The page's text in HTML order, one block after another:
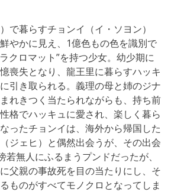
で暮らすチョンイ（イ・ソヨン）
やかに見え、1億色もの色を識別で
クロマット”を持つ少女。幼少期に
喪失となり、龍王里に暮らすハッキ
引き取られる。義理の母と姉のジナ
れきつく当たられながらも、持ち前
格でハッキュに愛され、楽しく暮ら
ったチョンイは、海外から帰国した
ジェヒ）と偶然出会うが、その出会
無人にふるまうプンドだったが、
父親の事故死を目の当たりにし、そ
ものがすべてモノクロとなってしま